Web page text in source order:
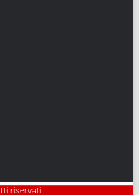
riservati.